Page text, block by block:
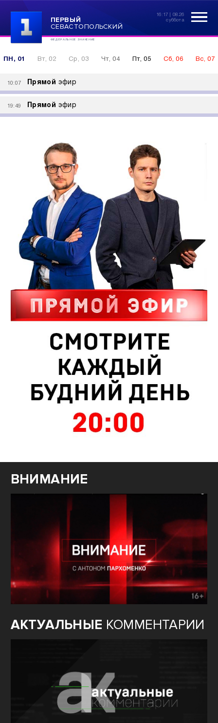
ПЕРВЫЙ
СЕВАСТОПОЛЬСКИЙ
ФЕДЕРАЛЬНОЕ ЗНАЧЕНИЕ
16:17 | 08.26
суббота
ПН, 01 Вт, 02 Ср, 03 Чт, 04 Пт, 05 Сб, 06 Вс, 07
10:07 Прямой эфир
19:49 Прямой эфир
ВНИМАНИЕ
АКТУАЛЬНЫЕ КОММЕНТАРИИ